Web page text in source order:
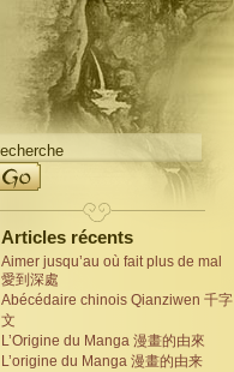
Articles récents
Aimer jusqu’au où fait plus de mal
愛到深處
Abécédaire chinois Qianziwen 千字
文
L’Origine du Manga 漫畫的由來
L’origine du Manga 漫畫的由来